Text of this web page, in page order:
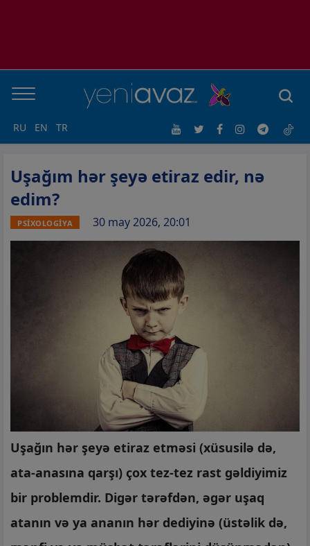
RU EN TR
Uşağım hər şeyə etiraz edir, nə
edim?
PSİXOLOGİYA 30 may 2026, 20:01
Uşağın hər şeyə etiraz etməsi (xüsusilə də,
ata-anasına qarşı) çox tez-tez rast gəldiyimiz
bir problemdir. Digər tərəfdən, əgər uşaq
atanın və ya ananın hər dediyinə (üstəlik də,